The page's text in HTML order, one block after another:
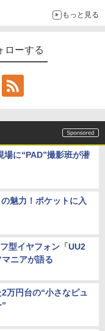
もっと見る
ローする
場に“PAD”撮影班が潜
魅力！ポケットに入
型イヤフォン「UU2
ニアが語る
万円台の“小さなピュ